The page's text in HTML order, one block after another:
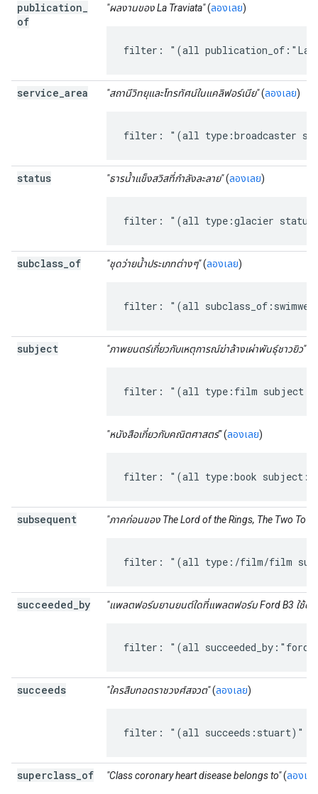
publication
of
"ผลงานของ La Traviata"(ลองเลย)
filter: "(all publication_of:"La
service area "สถานีวิทยุและโทรทัศน์ในแคลิฟอร์เนีย"(ลองเลย)
filter: "(all type:broadcaster
status "ธารน้ำแข็งสวิสที่กำลังละลาย"(ลองเลย)
filter: "(all type:glacier
subclass of "ชุดว่ายน้ำประเภทต่างๆ"(ลองเลย)
filter: "(all
subject "ภาพยนตร์เกี่ยวกับเหตุการณ์ฆ่าล้างเผ่าพันธุ์ชาวยิว"(
filter: "(all type:film
"หนังสือเกี่ยวกับคณิตศาสตร์"(ลองเลย)
filter: "(all type:book
subsequent "ภาคก่อนของ The Lord of the Rings, The Two
filter: "(all type:/film/film
succeeded by "แพลตฟอร์มยานยนต์ใดที่แพลตฟอร์ม Ford B3 ใช้ต่
filter: "(all succeeded_by:"ford
succeeds "ใครสืบทอดราชวงศ์สจวต"(ลองเลย)
filter: "(all succeeds:stuart)"
superclass of "Class coronary heart disease belongs to"(ลองเลย